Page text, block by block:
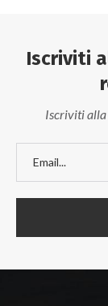
Iscriviti
Iscriviti alla